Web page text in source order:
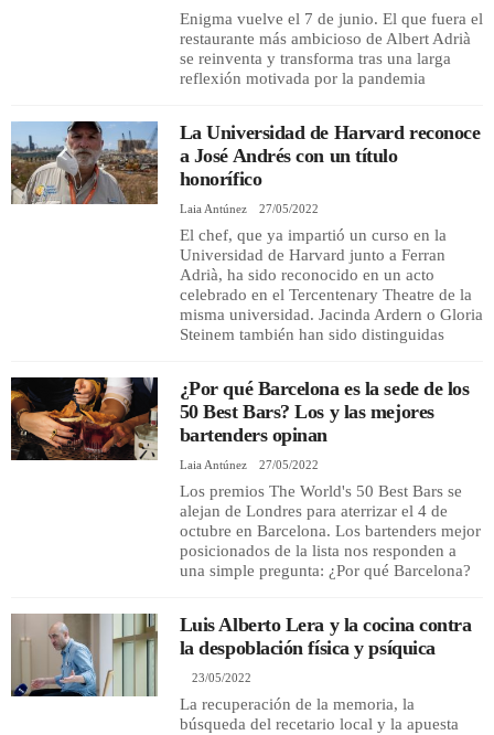
Enigma vuelve el 7 de junio. El que fuera el
restaurante más ambicioso de Albert Adrià
se reinventa y transforma tras una larga
reflexión motivada por la pandemia
La Universidad de Harvard reconoce
a José Andrés con un título
honorífico
Laia Antúnez 27/05/2022
El chef, que ya impartió un curso en la
Universidad de Harvard junto a Ferran
Adrià, ha sido reconocido en un acto
celebrado en el Tercentenary Theatre de la
misma universidad. Jacinda Ardern o Gloria
Steinem también han sido distinguidas
¿Por qué Barcelona es la sede de los
50 Best Bars? Los y las mejores
bartenders opinan
Laia Antúnez 27/05/2022
Los premios The World's 50 Best Bars se
alejan de Londres para aterrizar el 4 de
octubre en Barcelona. Los bartenders mejor
posicionados de la lista nos responden a
una simple pregunta: ¿Por qué Barcelona?
Luis Alberto Lera y la cocina contra
la despoblación física y psíquica
23/05/2022
La recuperación de la memoria, la
búsqueda del recetario local y la apuesta